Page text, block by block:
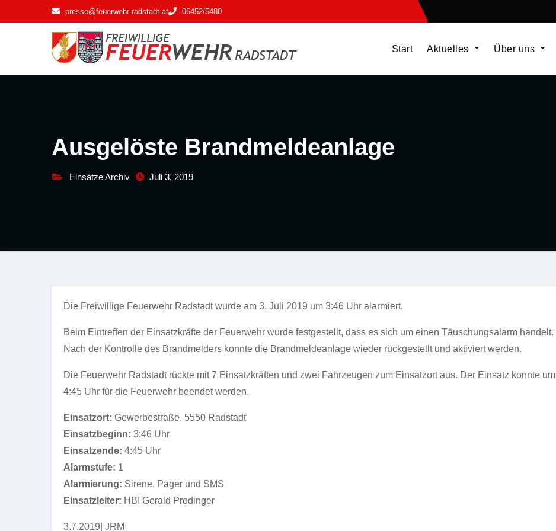
Inhalt
presse@feuerwehr-radstadt.at 06452/5480
Start Aktuelles Über uns
Ausgelöste Brandmeldeanlage
Einsätze Archiv Juli 3, 2019
Die Freiwillige Feuerwehr Radstadt wurde am 3. Juli 2019 um 3:46 Uhr alarmiert.
Beim Eintreffen der Einsatzkräfte der Feuerwehr wurde festgestellt, dass es sich um einen Täuschungsalarm handelt.
Nach der Kontrolle des Brandmelders konnte die Brandmeldeanlage wieder rückgestellt und aktiviert werden.
Die Feuerwehr Radstadt rückte mit 7 Einsatzkräften und zwei Fahrzeugen zum Einsatzort aus. Der Einsatz konnte um
4:45 Uhr für die Feuerwehr beendet werden.
Einsatzort: Gewerbestraße, 5550 Radstadt
Einsatzbeginn: 3:46 Uhr
Einsatzende: 4:45 Uhr
Alarmstufe: 1
Alarmierung: Sirene, Pager und SMS
Einsatzleiter: HBI Gerald Prodinger
3.7.2019| JRM